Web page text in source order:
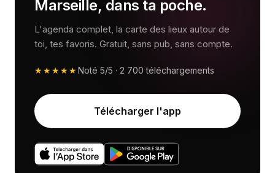
Marseille, dans ta poche.
L'agenda complet, la carte des lieux autour de
toi, tes favoris. Gratuit, sans pub, sans compte.
★★★★★Noté 5/5 · 2 700 téléchargements
Télécharger l'app